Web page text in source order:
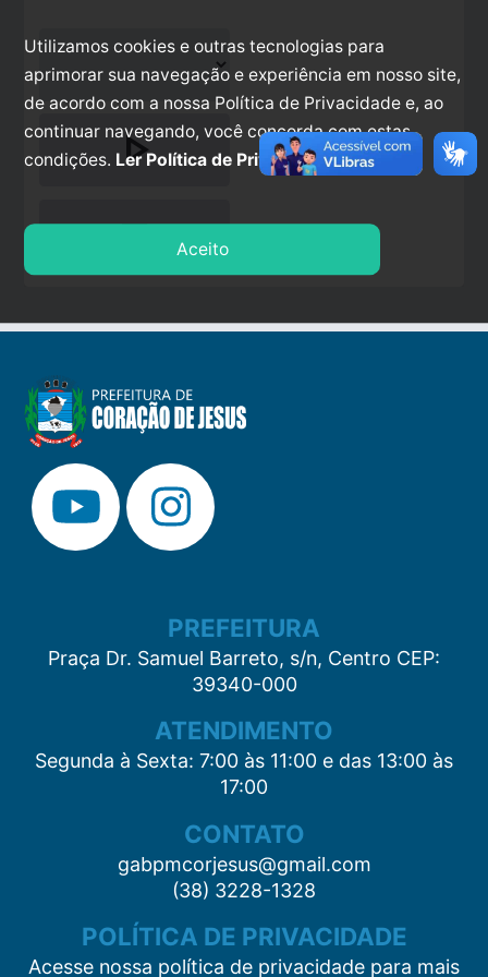
play_arrow
stop
PREFEITURA
Praça Dr. Samuel Barreto, s/n, Centro CEP:
39340-000
ATENDIMENTO
Segunda à Sexta: 7:00 às 11:00 e das 13:00 às
17:00
CONTATO
gabpmcorjesus@gmail.com
(38) 3228-1328
POLÍTICA DE PRIVACIDADE
Acesse nossa política de privacidade para mais
Utilizamos cookies e outras tecnologias para
aprimorar sua navegação e experiência em nosso site,
de acordo com a nossa Política de Privacidade e, ao
continuar navegando, você concorda com estas
condições. Ler Política de Privacidade.
Aceito